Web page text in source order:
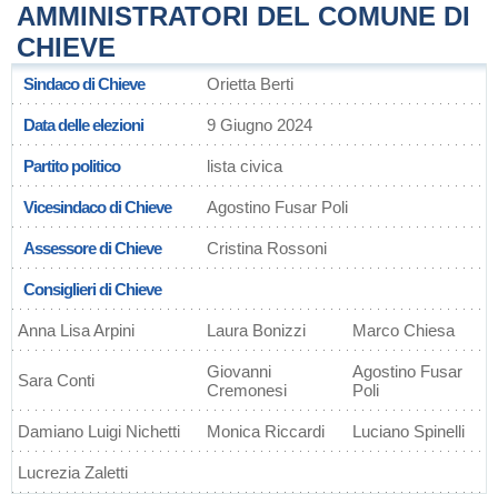
AMMINISTRATORI DEL COMUNE DI
CHIEVE
Sindaco di Chieve Orietta Berti
Data delle elezioni 9 Giugno 2024
Partito politico lista civica
Vicesindaco di Chieve Agostino Fusar Poli
Assessore di Chieve Cristina Rossoni
Consiglieri di Chieve
Anna Lisa Arpini Laura Bonizzi Marco Chiesa
Sara Conti
Giovanni
Cremonesi
Agostino Fusar
Poli
Damiano Luigi Nichetti Monica Riccardi Luciano Spinelli
Lucrezia Zaletti